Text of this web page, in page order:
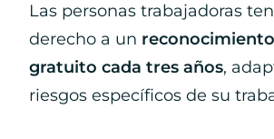
Las personas trabajadoras
derecho a un
gratuito cada tres años,
riesgos específicos de su